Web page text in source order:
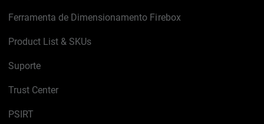
Ferramenta de Dimensionamento Firebox
Product List & SKUs
Suporte
Trust Center
PSIRT